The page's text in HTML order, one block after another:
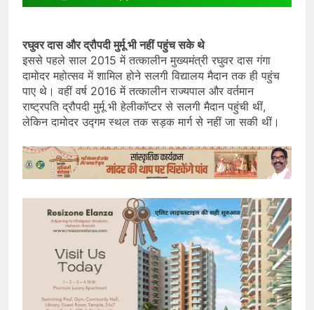
रघुवर दास और द्रौपदी मुर्मू भी नहीं पहुंच सके थे
इससे पहले साल 2015 में तत्कालीन मुख्यमंत्री रघुवर दास गंगा
दामोदर महोत्सव में शामिल होने सलगी विद्यालय मैदान तक ही पहुंच
पाए थे। वहीं वर्ष 2016 में तत्कालीन राज्यपाल और वर्तमान
राष्ट्रपति द्रौपदी मुर्मू भी हेलीकॉप्टर से सलगी मैदान पहुंची थीं,
लेकिन दामोदर उद्गम स्थल तक सड़क मार्ग से नहीं जा सकी थीं।